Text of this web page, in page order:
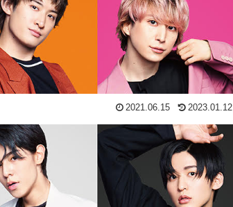
2021.06.15 2023.01.12